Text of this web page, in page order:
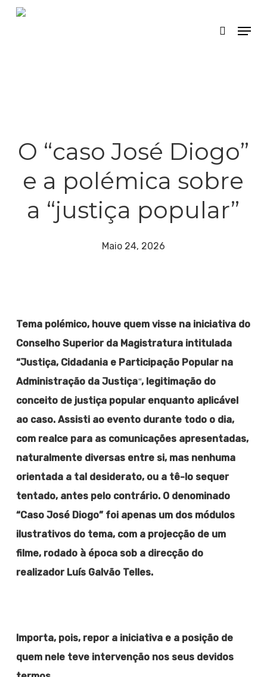
Skip
search
Menu
O “caso José Diogo”
e a polémica sobre
a “justiça popular”
Maio 24, 2026
Tema polémico, houve quem visse na iniciativa do
Conselho Superior da Magistratura intitulada
“Justiça, Cidadania e Participação Popular na
Administração da Justiça“, legitimação do
conceito de justiça popular enquanto aplicável
ao caso. Assisti ao evento durante todo o dia,
com realce para as comunicações apresentadas,
naturalmente diversas entre si, mas nenhuma
orientada a tal desiderato, ou a tê-lo sequer
tentado, antes pelo contrário. O denominado
“Caso José Diogo” foi apenas um dos módulos
ilustrativos do tema, com a projecção de um
filme, rodado à época sob a direcção do
realizador Luís Galvão Telles.
Importa, pois, repor a iniciativa e a posição de
quem nele teve intervenção nos seus devidos